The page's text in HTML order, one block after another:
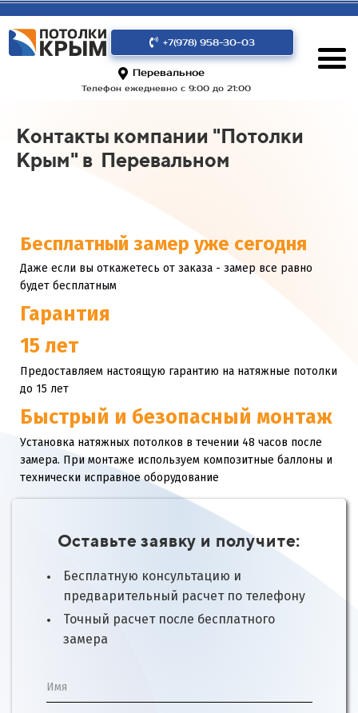
+7(978) 958-30-03
Перевальное
Телефон ежедневно с 9:00 до 21:00
Контакты компании "Потолки
Крым" в Перевальном
Бесплатный замер уже сегодня
Даже если вы откажетесь от заказа - замер все равно
будет бесплатным
Гарантия
15 лет
Предоставляем настоящую гарантию на натяжные потолки
до 15 лет
Быстрый и безопасный монтаж
Установка натяжных потолков в течении 48 часов после
замера. При монтаже используем композитные баллоны и
технически исправное оборудование
Оставьте заявку и получите:
Бесплатную консультацию и
предварительный расчет по телефону
Точный расчет после бесплатного
замера
Имя